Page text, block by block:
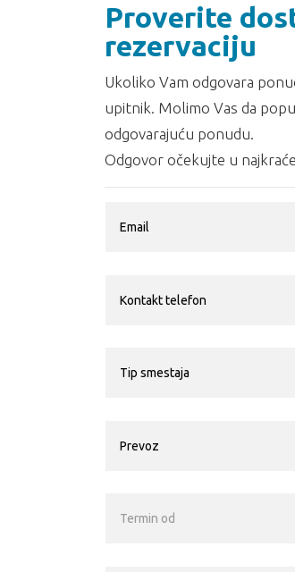
Proverite
rezervaciju
Ukoliko Vam odgovara
upitnik. Molimo Vas da
odgovarajuću ponudu.
Odgovor očekujte u